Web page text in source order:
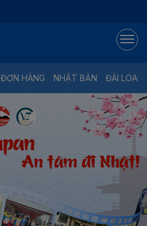
ĐƠN HÀNG NHẬT BẢN ĐÀI LOAN